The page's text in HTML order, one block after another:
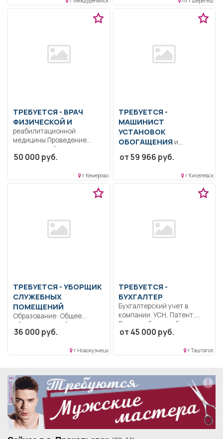
химического состава
ТРЕБУЕТСЯ - ВРАЧ
ФИЗИЧЕСКОЙ И
реабилитационной
медицины Проведение
медицинской
реабилитации пациентов,
50 000 руб.
г Кемерово
ТРЕБУЕТСЯ -
МАШИНИСТ
УСТАНОВОК
ОБОГАЩЕНИЯи
Образование: Общее
конвейерами
от 59 966 руб.
г Киселевск
ТРЕБУЕТСЯ - УБОРЩИК
СЛУЖЕБНЫХ
ПОМЕЩЕНИЙ
Образование: Общее
образование.. Уборка
помещений.. Полный
36 000 руб.
г Новокузнецк
ТРЕБУЕТСЯ -
БУХГАЛТЕР
Бухгалтерский учет в
компании. УСН, Патент..
Режим гибкого рабочего...
от 45 000 руб.
г Таштагол
реклама